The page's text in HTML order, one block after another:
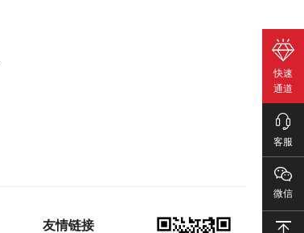
友情链接
快速
通道
客服
微信